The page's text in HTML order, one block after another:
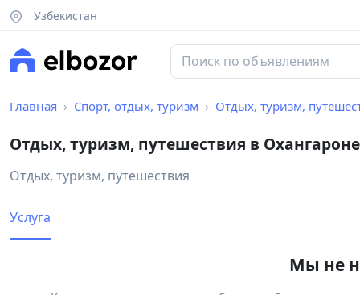
Узбекистан
Главная Спорт, отдых, туризм Отдых, туризм,
Отдых, туризм, путешествия в
Отдых, туризм, путешествия
Услуга
Мы не